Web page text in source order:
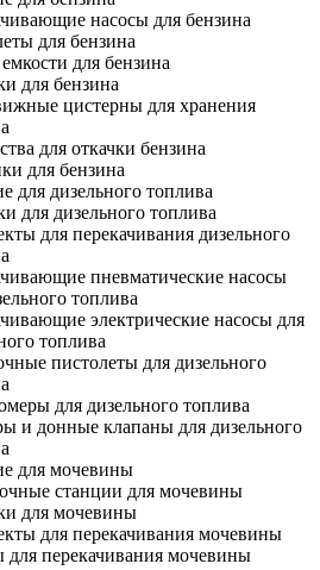
насосы для бензина
для бензина
для бензина
для бензина
цистерны для хранения
для откачки бензина
для бензина
для дизельного топлива
для дизельного топлива
для перекачивания дизельного
пневматические насосы
топлива
электрические насосы для
топлива
пистолеты для дизельного
для дизельного топлива
и донные клапаны для дизельного
для мочевины
станции для мочевины
для мочевины
для перекачивания мочевины
для перекачивания мочевины